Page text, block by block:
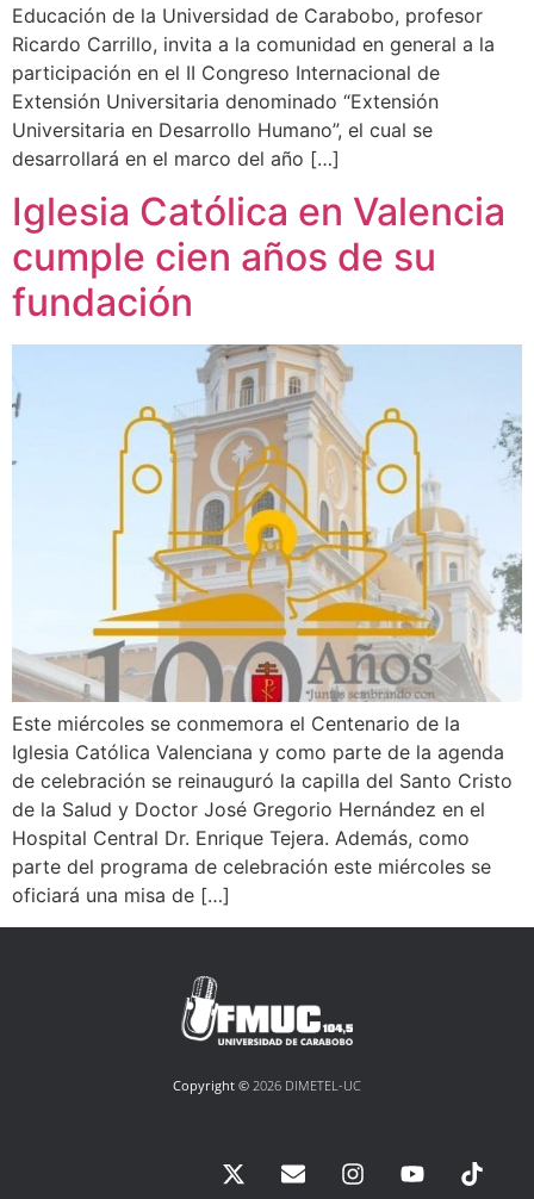
Educación de la Universidad de Carabobo, profesor
Ricardo Carrillo, invita a la comunidad en general a la
participación en el II Congreso Internacional de
Extensión Universitaria denominado “Extensión
Universitaria en Desarrollo Humano”, el cual se
desarrollará en el marco del año […]
Iglesia Católica en Valencia
cumple cien años de su
fundación
Este miércoles se conmemora el Centenario de la
Iglesia Católica Valenciana y como parte de la agenda
de celebración se reinauguró la capilla del Santo Cristo
de la Salud y Doctor José Gregorio Hernández en el
Hospital Central Dr. Enrique Tejera. Además, como
parte del programa de celebración este miércoles se
oficiará una misa de […]
Copyright © 2026 DIMETEL-UC